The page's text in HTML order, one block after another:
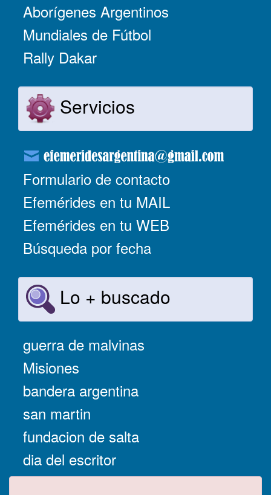
Aborígenes Argentinos
Mundiales de Fútbol
Rally Dakar
Servicios
Formulario de contacto
Efemérides en tu MAIL
Efemérides en tu WEB
Búsqueda por fecha
Lo + buscado
guerra de malvinas
Misiones
bandera argentina
san martin
fundacion de salta
dia del escritor